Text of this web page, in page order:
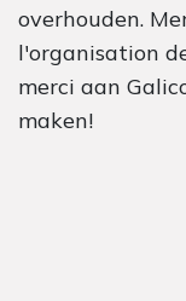
overhouden.
l'organisation
merci aan
maken!